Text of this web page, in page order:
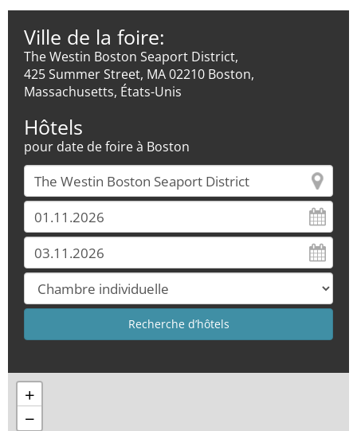
Ville de la foire:
The Westin Boston Seaport District,
425 Summer Street, MA 02210 Boston,
Massachusetts, États-Unis
Hôtels
pour date de foire à Boston
+
−